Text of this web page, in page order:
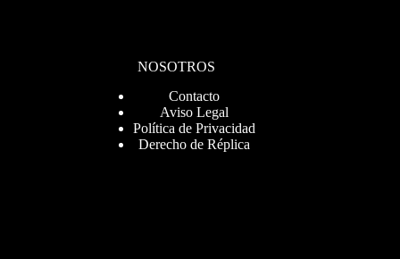
NOSOTROS
Contacto
Aviso Legal
Política de Privacidad
Derecho de Réplica